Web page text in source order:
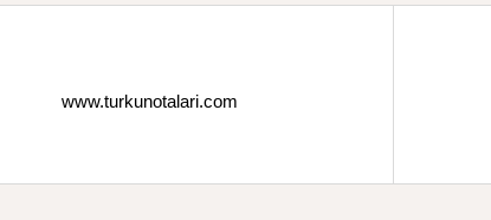
www.turkunotalari.com